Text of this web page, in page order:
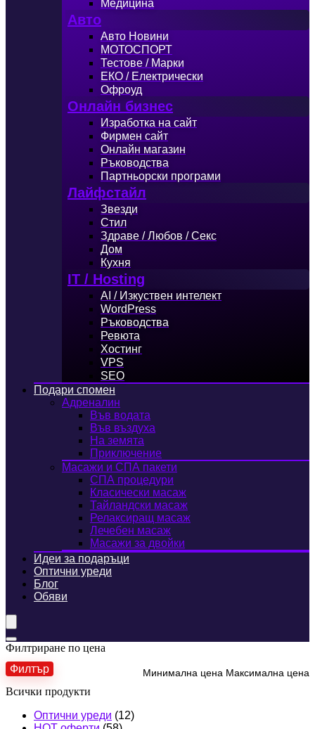
Медицина
Авто
Авто Новини
МОТОСПОРТ
Тестове / Марки
ЕКО / Електрически
Офроуд
Онлайн бизнес
Изработка на сайт
Фирмен сайт
Онлайн магазин
Ръководства
Партньорски програми
Лайфстайл
Звезди
Стил
Здраве / Любов / Секс
Дом
Кухня
IT / Hosting
AI / Изкуствен интелект
WordPress
Ръководства
Ревюта
Хостинг
VPS
SEO
Подари спомен
Адреналин
Във водата
Във въздуха
На земята
Приключение
Масажи и СПА пакети
СПА процедури
Класически масаж
Тайландски масаж
Релаксиращ масаж
Лечебен масаж
Масажи за двойки
Идеи за подаръци
Оптични уреди
Блог
Обяви
Филтриране по цена
Минимална цена Максимална цена
Филтър
Всички продукти
Оптични уреди (12)